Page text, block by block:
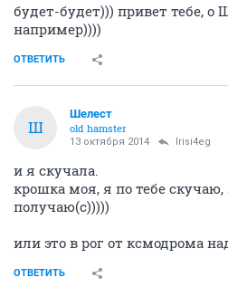
будет-будет))) привет тебе, о
например))))
ОТВЕТИТЬ
Ш
Шелест
old hamster
13 октября 2014 Irisi4eg
и я скучала.
крошка моя, я по тебе скучаю,
получаю(с)))))
или это в рог от ксмодрома
ОТВЕТИТЬ